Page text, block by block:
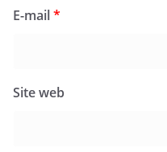
E-mail*
Site web